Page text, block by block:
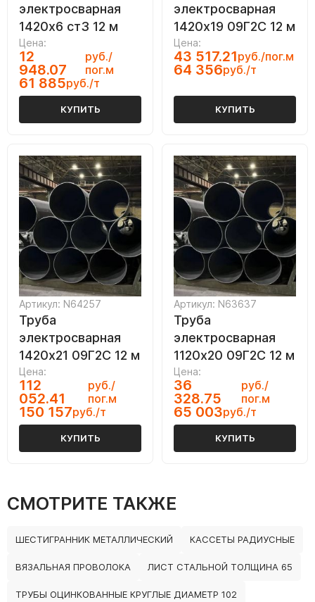
электросварная
1420х6 ст3 12 м
Цена:
12
948.07
руб./
пог.м
61 885руб./т
КУПИТЬ
электросварная
1420х19 09Г2С 12 м
Цена:
43 517.21руб./пог.м
64 356руб./т
КУПИТЬ
Артикул: N64257
Труба
электросварная
1420х21 09Г2С 12 м
Цена:
112
052.41
руб./
пог.м
150 157руб./т
КУПИТЬ
Артикул: N63637
Труба
электросварная
1120х20 09Г2С 12 м
Цена:
36
328.75
руб./
пог.м
65 003руб./т
КУПИТЬ
СМОТРИТЕ ТАКЖЕ
ШЕСТИГРАННИК МЕТАЛЛИЧЕСКИЙ КАССЕТЫ РАДИУСНЫЕ
ВЯЗАЛЬНАЯ ПРОВОЛОКА ЛИСТ СТАЛЬНОЙ ТОЛЩИНА 65
ТРУБЫ ОЦИНКОВАННЫЕ КРУГЛЫЕ ДИАМЕТР 102